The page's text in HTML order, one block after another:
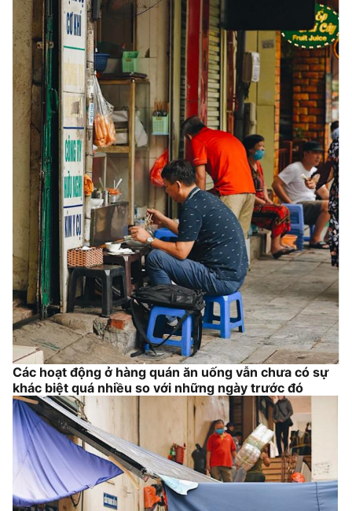
Các hoạt động ở hàng quán ăn uống vẫn chưa có sự
khác biệt quá nhiều so với những ngày trước đó